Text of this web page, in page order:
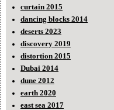
curtain 2015
dancing blocks 2014
deserts 2023
discovery 2019
distortion 2015
Dubai 2014
dune 2012
earth 2020
east sea 2017